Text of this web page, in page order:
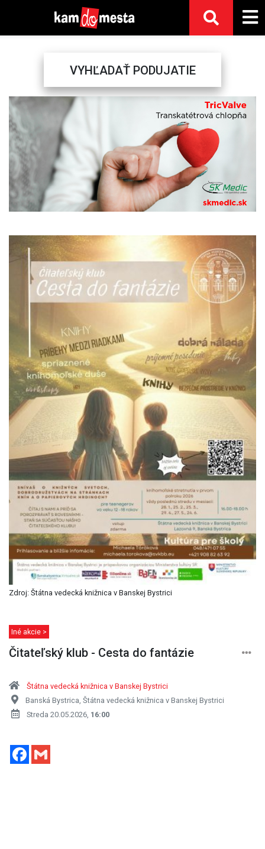
VYHĽADAŤ PODUJATIE
Previous
Zdroj: Štátna vedecká knižnica v Banskej Bystrici
Iné akcie >
Čitateľský klub - Cesta do fantázie
Štátna vedecká knižnica v Banskej Bystrici
Banská Bystrica, Štátna vedecká knižnica v Banskej Bystrici
Streda 20.05.2026, 16:00
Facebook